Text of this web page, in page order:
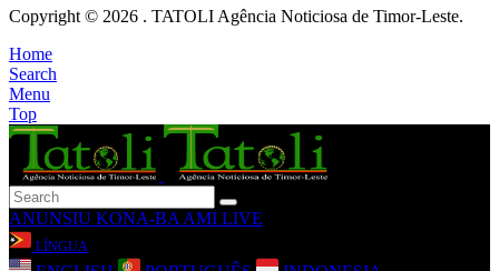
Copyright © 2026 . TATOLI Agência Noticiosa de Timor-Leste.
Home
Search
Menu
Top
ANUNSIU KONA-BA AMI LIVE
LÍNGUA